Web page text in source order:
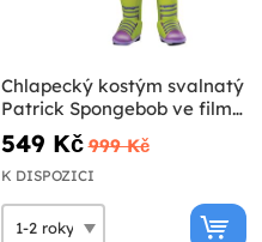
Chlapecký kostým svalnatý
Patrick Spongebob ve filmu:
Houba na suchu
549 Kč 999 Kč
K DISPOZICI